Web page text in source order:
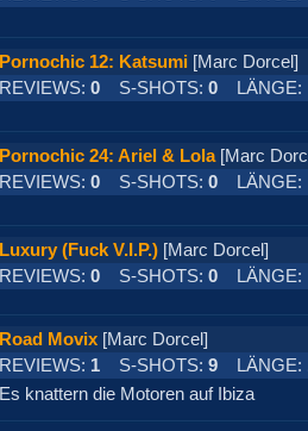
Pornochic 12: Katsumi [Marc
REVIEWS: 0 S-SHOTS: 0 LÄNGE:
Pornochic 24: Ariel & Lola[Marc
REVIEWS: 0 S-SHOTS: 0 LÄNGE:
Luxury (Fuck V.I.P.) [Marc Dorcel]
REVIEWS: 0 S-SHOTS: 0 LÄNGE:
Road Movix [Marc Dorcel]
REVIEWS: 1 S-SHOTS: 9 LÄNGE:
Es knattern die Motoren auf Ibiza